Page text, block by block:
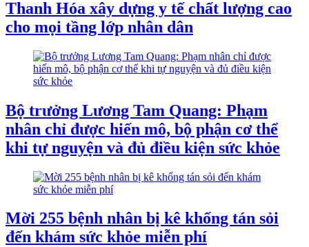
Thanh Hóa xây dựng y tế chất lượng cao
cho mọi tầng lớp nhân dân
Bộ trưởng Lương Tam Quang: Phạm
nhân chỉ được hiến mô, bộ phận cơ thể
khi tự nguyện và đủ điều kiện sức khỏe
Mời 255 bệnh nhân bị kê khống tán sỏi
đến khám sức khỏe miễn phí